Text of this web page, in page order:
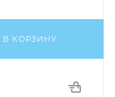
В КОРЗИНУ